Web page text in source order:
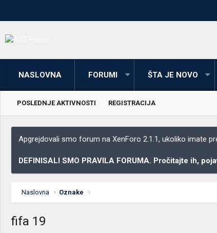
NASLOVNA FORUMI ŠTA JE NOVO
POSLEDNJE AKTIVNOSTI REGISTRACIJA
Apgrejdovali smo forum na XenForo 2.1.1, ukoliko imate
DEFINISALI SMO PRAVILA FORUMA. Pročitajte ih,
Naslovna Oznake
fifa 19